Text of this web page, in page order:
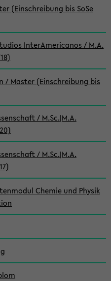
(Einschreibung bis SoSe
InterAmericanos / M.A.
/ Master (Einschreibung bis
/ M.Sc.|M.A.
/ M.Sc.|M.A.
Chemie und Physik